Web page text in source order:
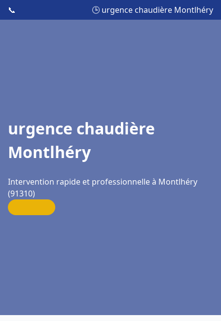
📞 🕒 urgence chaudière Montlhéry
urgence chaudière
Montlhéry
Intervention rapide et professionnelle à Montlhéry
(91310)